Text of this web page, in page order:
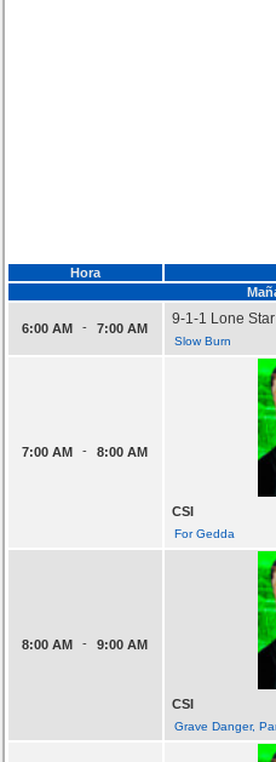
Hora
6:00 AM - 7:00 AM
9-1-1 Lone Star
Slow Burn
7:00 AM - 8:00 AM
CSI
For Gedda
8:00 AM - 9:00 AM
CSI
Grave Danger,